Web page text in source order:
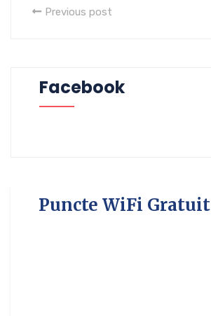
Previous post
Facebook
Puncte WiFi Gratuit